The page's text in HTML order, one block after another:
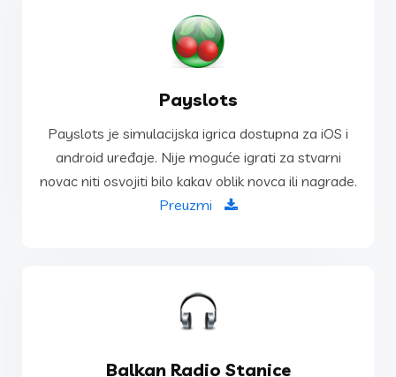
Payslots
Payslots je simulacijska igrica dostupna za iOS i
android uređaje. Nije moguće igrati za stvarni
novac niti osvojiti bilo kakav oblik novca ili nagrade.
Preuzmi
Payslots
Payslots je simulacijska igrica dostupna za iOS i
android uređaje. Nije moguće igrati za stvarni
novac niti osvojiti bilo kakav oblik novca ili nagrade.
PREUZMI
Balkan Radio Stanice
POGLEDAJ VIŠE